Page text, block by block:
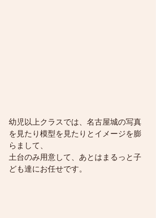
幼児以上クラスでは、名古屋城の写真
を見たり模型を見たりとイメージを膨
らまして、
土台のみ用意して、あとはまるっと子
ども達にお任せです。